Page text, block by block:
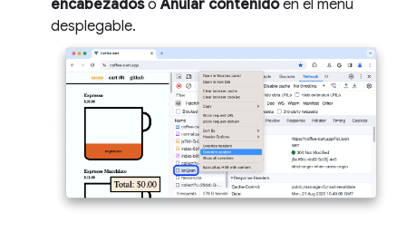
encabezadosoAnular contenidoen el menú
desplegable.